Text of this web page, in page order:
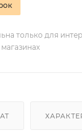
только для